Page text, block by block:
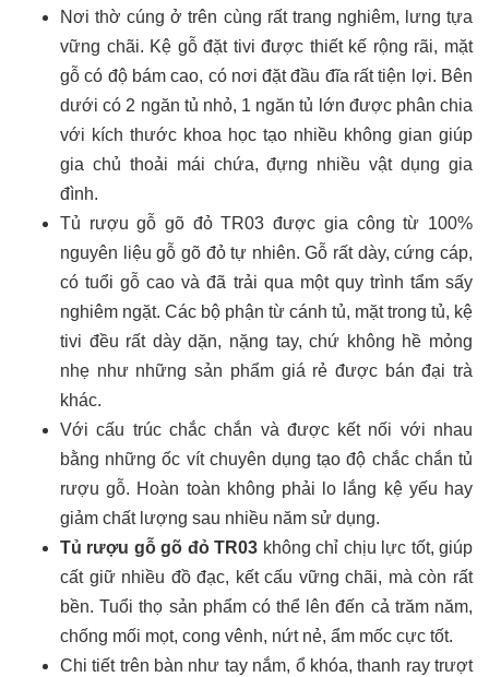
Nơi thờ cúng ở trên cùng rất trang nghiêm, lưng tựa
vững chãi. Kệ gỗ đặt tivi được thiết kế rộng rãi, mặt
gỗ có độ bám cao, có nơi đặt đầu đĩa rất tiện lợi. Bên
dưới có 2 ngăn tủ nhỏ, 1 ngăn tủ lớn được phân chia
với kích thước khoa học tạo nhiều không gian giúp
gia chủ thoải mái chứa, đựng nhiều vật dụng gia
đình.
Tủ rượu gỗ gõ đỏ TR03 được gia công từ 100%
nguyên liệu gỗ gõ đỏ tự nhiên. Gỗ rất dày, cứng cáp,
có tuổi gỗ cao và đã trải qua một quy trình tẩm sấy
nghiêm ngặt. Các bộ phận từ cánh tủ, mặt trong tủ, kệ
tivi đều rất dày dặn, nặng tay, chứ không hề mỏng
nhẹ như những sản phẩm giá rẻ được bán đại trà
khác.
Với cấu trúc chắc chắn và được kết nối với nhau
bằng những ốc vít chuyên dụng tạo độ chắc chắn tủ
rượu gỗ. Hoàn toàn không phải lo lắng kệ yếu hay
giảm chất lượng sau nhiều năm sử dụng.
Tủ rượu gỗ gõ đỏ TR03 không chỉ chịu lực tốt, giúp
cất giữ nhiều đồ đạc, kết cấu vững chãi, mà còn rất
bền. Tuổi thọ sản phẩm có thể lên đến cả trăm năm,
chống mối mọt, cong vênh, nứt nẻ, ẩm mốc cực tốt.
Chi tiết trên bàn như tay nắm, ổ khóa, thanh ray trượt